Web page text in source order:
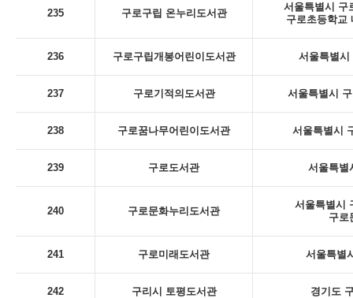
235 구로구립 온누리도서관
서울특별시 구
구로초등학교
236 구로구립개봉어린이도서관 서울특별시
237 구로기적의도서관 서울특별시
238 구로꿈나무어린이도서관 서울특별시
239 구로도서관 서울특별
240 구로문화누리도서관
서울특별시
구로
241 구로미래도서관 서울특별
242 구리시 토평도서관 경기도